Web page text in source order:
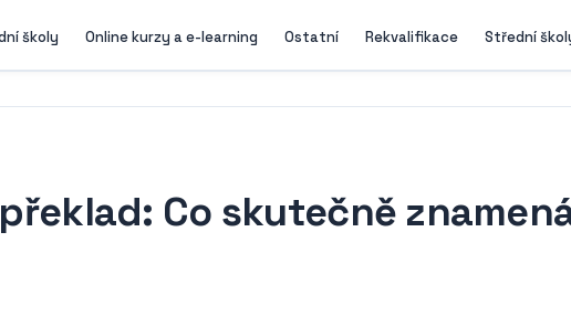
školy Online kurzy a e-learning Ostatní Rekvalifikace Střední
Co skutečně